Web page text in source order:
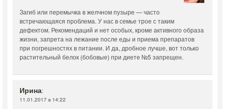
Загиб или перемычка в желчном пузыре — часто
встречающаяся проблема. У нас в семье трое с таким
дефектом. Рекомендаций и нет особых, кроме активного образа
жизни, запрета на лежание после еды и приема препаратов
при погрешностях в питании. И да, дробное лучше, вот только
растительный белок (бобовые) при диете №5 запрещен.
Ирина:
11.01.2017 в 14:22